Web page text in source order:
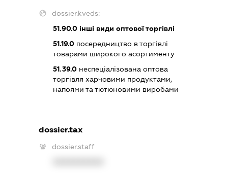
dossier.kveds:
51.90.0 інші види оптової торгівлі
51.19.0 посередництво в торгівлі
товарами широкого асортименту
51.39.0 неспеціалізована оптова
торгівля харчовими продуктами,
напоями та тютюновими виробами
dossier.tax
dossier.staff